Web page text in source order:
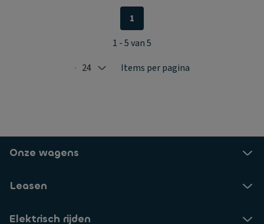
Selected: 24
24 Items per pagina
1
1 - 5 van 5
Onze wagens
Leasen
Elektrisch rijden